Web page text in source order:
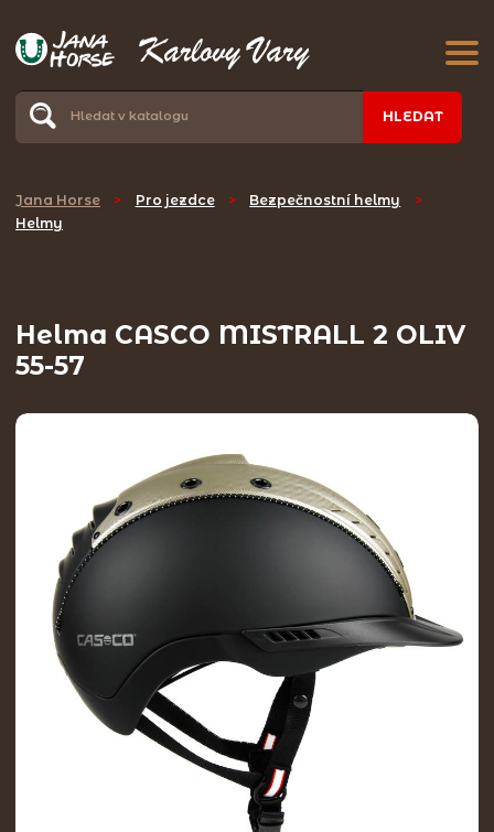
HLEDAT
Jana Horse > Pro jezdce > Bezpečnostní helmy
>
Helmy
Helma CASCO MISTRALL 2 OLIV
55-57